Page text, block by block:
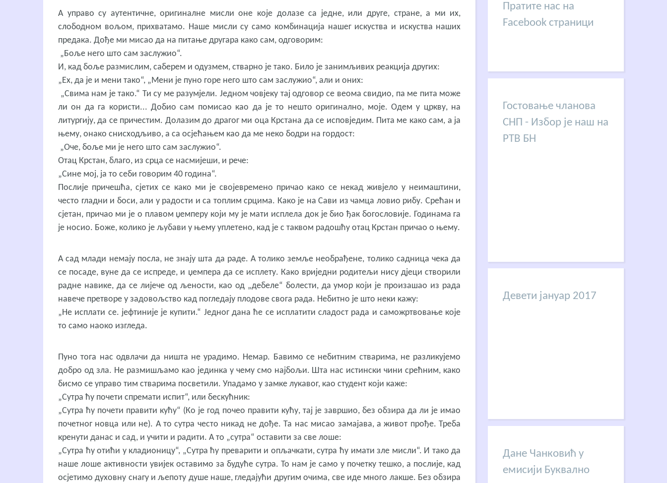
А управо су аутентичне, оригиналне мисли оне које долазе са једне, или друге, стране, а ми их,
слободном вољом, прихватамо. Наше мисли су само комбинација нашег искуства и искуства наших
предака. Дође ми мисао да на питање другара како сам, одговорим:
„Боље него што сам заслужио“.
И, кад боље размислим, саберем и одузмем, стварно је тако. Било је занимљивих реакција других:
„Ех, да је и мени тако“, „Мени је пуно горе него што сам заслужио“, али и оних:
„Свима нам је тако.“ Ти су ме разумјели. Једном човјеку тај одговор се веома свидио, па ме пита може
ли он да га користи... Добио сам помисао као да је то нешто оригинално, моје. Одем у цркву, на
литургију, да се причестим. Долазим до драгог ми оца Крстана да се исповједим. Пита ме како сам, а ја
њему, онако снисходљиво, а са осјећањем као да ме неко бодри на гордост:
„Оче, боље ми је него што сам заслужио“.
Отац Крстан, благо, из срца се насмијеши, и рече:
„Сине мој, ја то себи говорим 40 година“.
Послије причешћа, сјетих се како ми је својевремено причао како се некад живјело у неимаштини,
често гладни и боси, али у радости и са топлим срцима. Како је на Сави из чамца ловио рибу. Срећан и
сјетан, причао ми је о плавом џемперу који му је мати исплела док је био ђак богословије. Годинама га
је носио. Боже, колико је љубави у њему уплетено, кад је с таквом радошћу отац Крстан причао о њему.
А сад млади немају посла, не знају шта да раде. А толико земље необрађене, толико садница чека да
се посаде, вуне да се испреде, и џемпера да се исплету. Како вриједни родитељи нису дјеци створили
радне навике, да се лијече од љености, као од „дебеле“ болести, да умор који је произашао из рада
навече претворе у задовољство кад погледају плодове свога рада. Небитно је што неки кажу:
„Не исплати се. јефтиније је купити.“ Једног дана ће се исплатити сладост рада и саможртвовање које
то само наоко изгледа.
Пуно тога нас одвлачи да ништа не урадимо. Немар. Бавимо се небитним стварима, не разликујемо
добро од зла. Не размишљамо као јединка у чему смо најбољи. Шта нас истински чини срећним, како
бисмо се управо тим стварима посветили. Упадамо у замке лукавог, као студент који каже:
„Сутра ћу почети спремати испит“, или бескућник:
„Сутра ћу почети правити кућу“ (Ко је год почео правити кућу, тај је завршио, без обзира да ли је имао
почетног новца или не). А то сутра често никад не дође. Та нас мисао замајава, а живот прође. Треба
кренути данас и сад, и учити и радити. А то „сутра“ оставити за све лоше:
„Сутра ћу отићи у кладионицу“, „Сутра ћу преварити и опљачкати, сутра ћу имати зле мисли“. И тако да
наше лоше активности увијек оставимо за будуће сутра. То нам је само у почетку тешко, а послије, кад
осјетимо духовну снагу и љепоту душе наше, гледајући другим очима, све иде много лакше. Без обзира
Пратите нас на
Facebook страници
Гостовање чланова
СНП - Избор је наш на
РТВ БН
Девети јануар 2017
Дане Чанковић у
емисији Буквално